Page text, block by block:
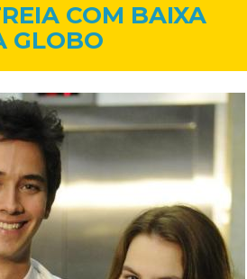
COM BAIXA
GLOBO